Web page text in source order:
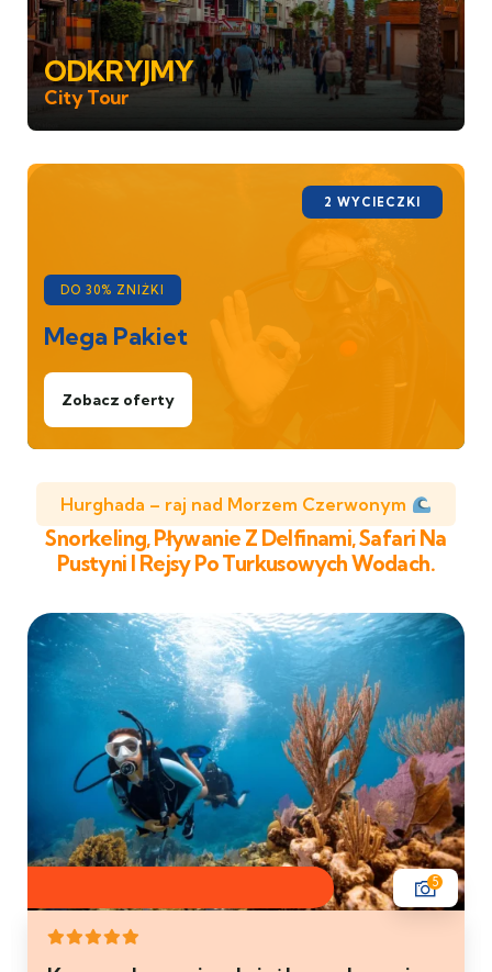
ODKRYJMY
City Tour
2 WYCIECZKI
DO 30% ZNIŻKI
Mega Pakiet
Zobacz oferty
Hurghada – raj nad Morzem Czerwonym
Snorkeling, Pływanie Z Delfinami, Safari Na
Pustyni I Rejsy Po Turkusowych Wodach.
5